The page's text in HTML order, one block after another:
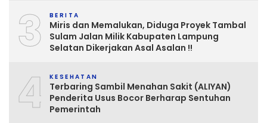
3 BERITA
Miris dan Memalukan, Diduga Proyek Tambal
Sulam Jalan Milik Kabupaten Lampung
Selatan Dikerjakan Asal Asalan !!
4 KESEHATAN
Terbaring Sambil Menahan Sakit (ALIYAN)
Penderita Usus Bocor Berharap Sentuhan
Pemerintah